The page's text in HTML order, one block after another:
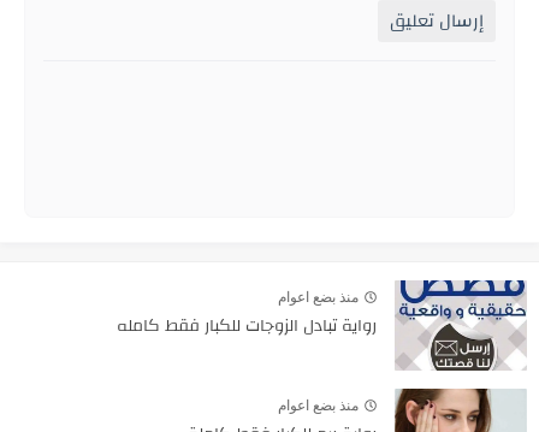
إرسال تعليق
منذ بضع اعوام
رواية تبادل الزوجات للكبار فقط كامله
منذ بضع اعوام